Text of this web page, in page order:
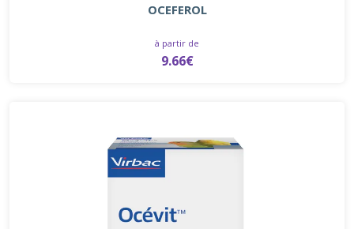
OCEFEROL
à partir de
9.66€